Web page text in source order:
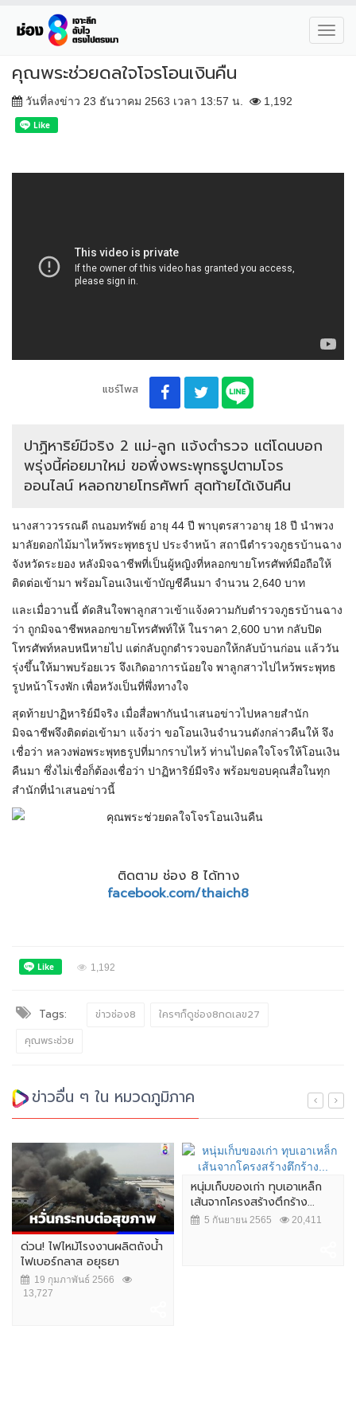
คุณพระช่วยดลใจโจรโอนเงินคืน
วันที่ลงข่าว 23 ธันวาคม 2563 เวลา 13:57 น. 1,192
แชร์โพส
ปาฏิหาริย์มีจริง 2 แม่-ลูก แจ้งตำรวจ แต่โดนบอก
พรุ่งนี้ค่อยมาใหม่ ขอพึ่งพระพุทธรูปตามโจร
ออนไลน์ หลอกขายโทรศัพท์ สุดท้ายได้เงินคืน
นางสาววรรณดี ถนอมทรัพย์ อายุ 44 ปี พาบุตรสาวอายุ 18 ปี นำพวง
มาลัยดอกไม้มาไหว้พระพุทธรูป ประจำหน้า สถานีตำรวจภูธรบ้านฉาง
จังหวัดระยอง หลังมิจฉาชีพที่เป็นผู้หญิงที่หลอกขายโทรศัพท์มือถือให้
ติดต่อเข้ามา พร้อมโอนเงินเข้าบัญชีคืนมา จำนวน 2,640 บาท
และเมื่อวานนี้ ตัดสินใจพาลูกสาวเข้าแจ้งความกับตำรวจภูธรบ้านฉาง
ว่า ถูกมิจฉาชีพหลอกขายโทรศัพท์ให้ ในราคา 2,600 บาท กลับปิด
โทรศัพท์หลบหนีหายไป แต่กลับถูกตำรวจบอกให้กลับบ้านก่อน แล้ววัน
รุ่งขึ้นให้มาพบร้อยเวร จึงเกิดอาการน้อยใจ พาลูกสาวไปไหว้พระพุทธ
รูปหน้าโรงพัก เพื่อหวังเป็นที่พึ่งทางใจ
สุดท้ายปาฏิหาริย์มีจริง เมื่อสื่อพากันนำเสนอข่าวไปหลายสำนัก
มิจฉาชีพจึงติดต่อเข้ามา แจ้งว่า ขอโอนเงินจำนวนดังกล่าวคืนให้ จึง
เชื่อว่า หลวงพ่อพระพุทธรูปที่มากราบไหว้ ท่านไปดลใจโจรให้โอนเงิน
คืนมา ซึ่งไม่เชื่อก็ต้องเชื่อว่า ปาฏิหาริย์มีจริง พร้อมขอบคุณสื่อในทุก
สำนักที่นำเสนอข่าวนี้
ติดตาม ช่อง 8 ได้ทาง
facebook.com/thaich8
1,192
Tags: ข่าวช่อง8
ใครๆก็ดูช่อง8กดเลข27
คุณพระช่วย
ข่าวอื่น ๆ ใน หมวดภูมิภาค
ด่วน! ไฟไหม้โรงงานผลิตถังน้ำ
ไฟเบอร์กลาส อยุธยา
19 กุมภาพันธ์ 2566
13,727
หนุ่มเก็บของเก่า ทุบเอาเหล็ก
เส้นจากโครงสร้างตึกร้าง...
5 กันยายน 2565 20,411